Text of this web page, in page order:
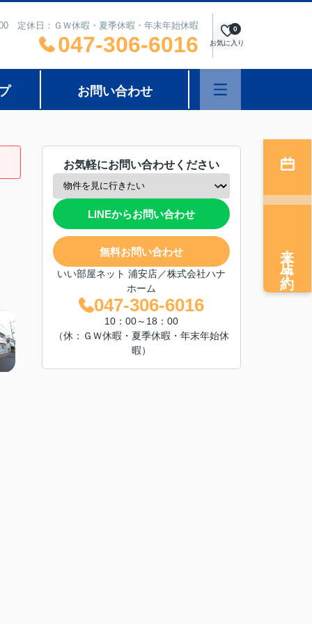
定休日：ＧＷ休暇・夏季休暇・年末年始休暇
047-306-6016 お気に入り
0
お問い合わせ
お気軽にお問い合わせください
LINEからお問い合わせ
無料お問い合わせ
いい部屋ネット 浦安店／株式会社ハナ
ホーム
047-306-6016
10：00～18：00
（休：ＧＷ休暇・夏季休暇・年末年始休
暇）
来店予約